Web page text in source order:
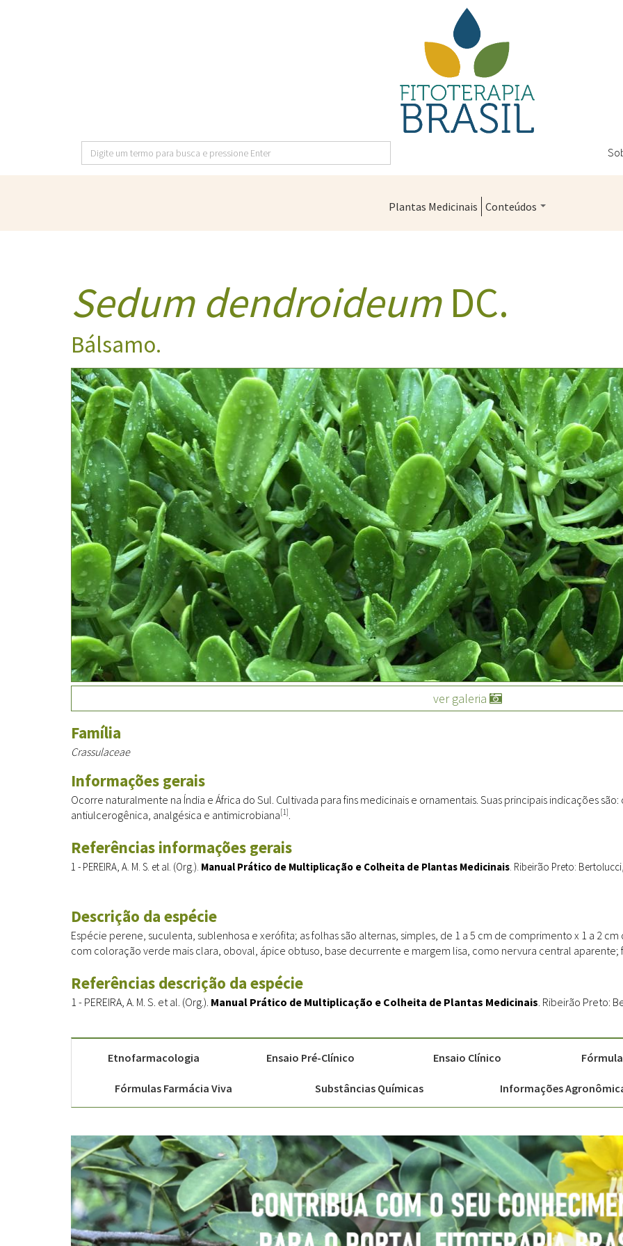
Plantas Medicinais Conteúdos
Farmácias Vivas
Conceitos
Biblioteca Virtual
Botânica
Conservação &
Biodiversidade
Grupos de Pesquisa
Sementes, Mudas &
Plantas
Produto & Indústria
Pessoas & Saberes
Educação & Arte
Sites
Etnobotânica
Sedum dendroideumDC.
Bálsamo.
ver galeria
Família
Crassulaceae
Informações gerais
Ocorre naturalmente na Índia e África do Sul. Cultivada para fins medicinais e ornamentais. Suas principais indicações
antiulcerogênica, analgésica e antimicrobiana[1]
Referências informações gerais
1 - PEREIRA, A. M. S. et al. (Org.). Manual Prático de Multiplicação e Colheita de Plantas Medicinais . Ribeirão Preto:
Descrição da espécie
Espécie perene, suculenta, sublenhosa e xerófita; as folhas são alternas, simples, de 1 a 5 cm de comprimento x 1 a 2
com coloração verde mais clara, oboval, ápice obtuso, base decurrente e margem lisa, como nervura central aparente;
Referências descrição da espécie
1 - PEREIRA, A. M. S. et al. (Org.). Manual Prático de Multiplicação e Colheita de Plantas Medicinais . Ribeirão Preto:
Etnofarmacologia Ensaio Pré-Clínico Ensaio Clínico
Fórmulas Farmácia Viva Substâncias Químicas Informações